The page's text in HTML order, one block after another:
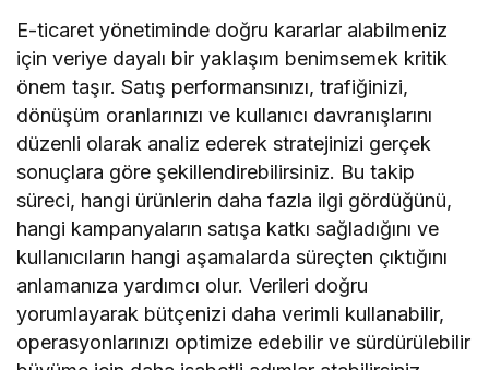
E-ticaret yönetiminde doğru kararlar alabilmeniz
için veriye dayalı bir yaklaşım benimsemek kritik
önem taşır. Satış performansınızı, trafiğinizi,
dönüşüm oranlarınızı ve kullanıcı davranışlarını
düzenli olarak analiz ederek stratejinizi gerçek
sonuçlara göre şekillendirebilirsiniz. Bu takip
süreci, hangi ürünlerin daha fazla ilgi gördüğünü,
hangi kampanyaların satışa katkı sağladığını ve
kullanıcıların hangi aşamalarda süreçten çıktığını
anlamanıza yardımcı olur. Verileri doğru
yorumlayarak bütçenizi daha verimli kullanabilir,
operasyonlarınızı optimize edebilir ve sürdürülebilir